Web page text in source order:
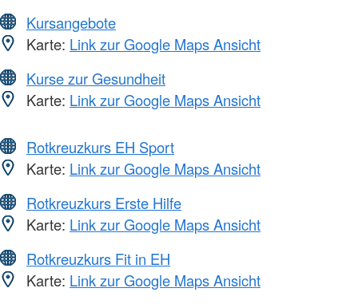
Kursangebote
Karte: Link zur Google Maps Ansicht
Kurse zur Gesundheit
Karte: Link zur Google Maps Ansicht
Rotkreuzkurs EH Sport
Karte: Link zur Google Maps Ansicht
Rotkreuzkurs Erste Hilfe
Karte: Link zur Google Maps Ansicht
Rotkreuzkurs Fit in EH
Karte: Link zur Google Maps Ansicht